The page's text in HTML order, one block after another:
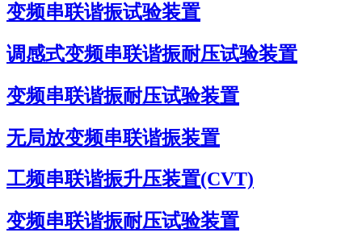
变频串联谐振试验装置
调感式变频串联谐振耐压试验装置
变频串联谐振耐压试验装置
无局放变频串联谐振装置
工频串联谐振升压装置(CVT)
变频串联谐振耐压试验装置